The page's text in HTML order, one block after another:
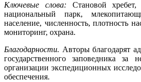
Ключевые слова: Становой
национальный парк,
население, численность, плотность
мониторинг, охрана.
Благодарности. Авторы благодарят
государственного заповедника
организации экспедиционных
обеспечения.